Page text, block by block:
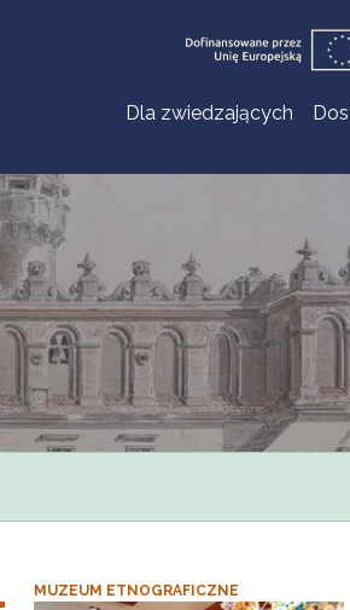
Dla zwiedzających
MUZEUM ETNOGRAFICZNE